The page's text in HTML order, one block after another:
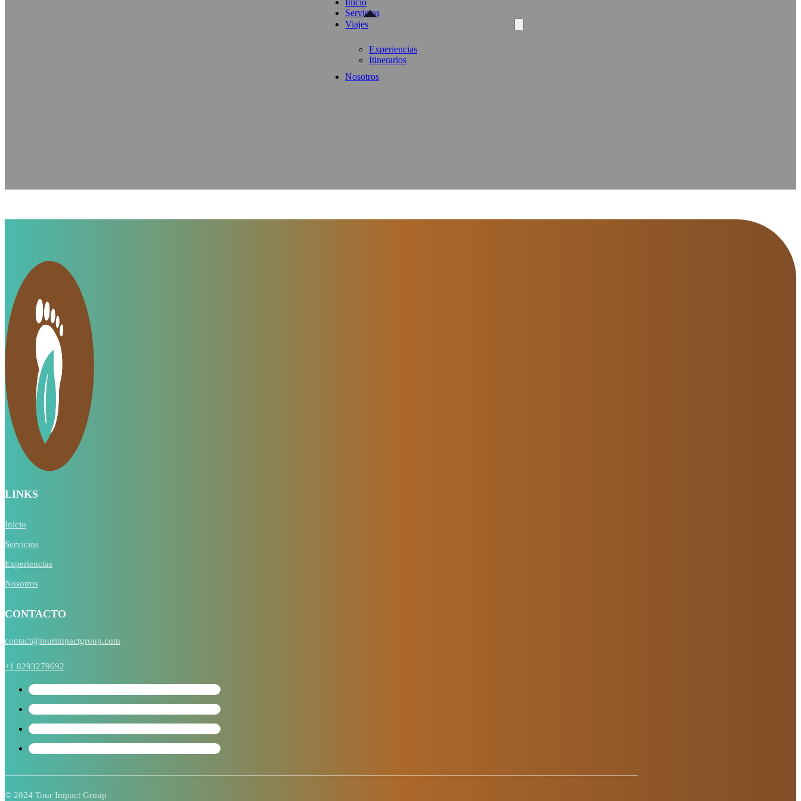
Servicios
Viajes
Experiencias
Itinerarios
Nosotros
LINKS
Inicio
Servicios
Experiencias
Nosotros
CONTACTO
contact@tourimpactgroup.com
+1 8293279692
© 2024 Tour Impact Group